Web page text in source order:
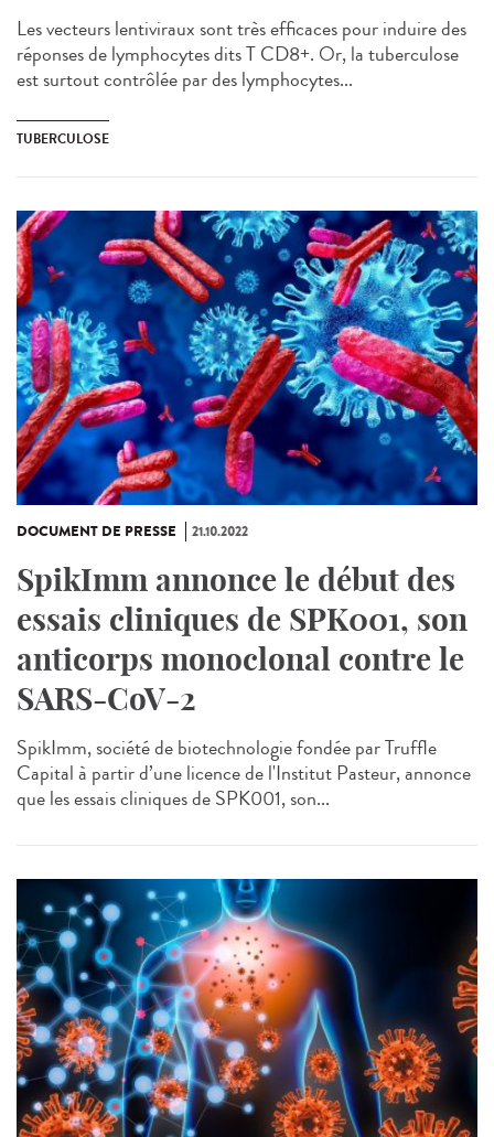
Les vecteurs lentiviraux sont très efficaces pour induire des
réponses de lymphocytes dits T CD8+. Or, la tuberculose
est surtout contrôlée par des lymphocytes...
TUBERCULOSE
DOCUMENT DE PRESSE 21.10.2022
SpikImm annonce le début des
essais cliniques de SPK001, son
anticorps monoclonal contre le
SARS-CoV-2
SpikImm, société de biotechnologie fondée par Truffle
Capital à partir d’une licence de l'Institut Pasteur, annonce
que les essais cliniques de SPK001, son...